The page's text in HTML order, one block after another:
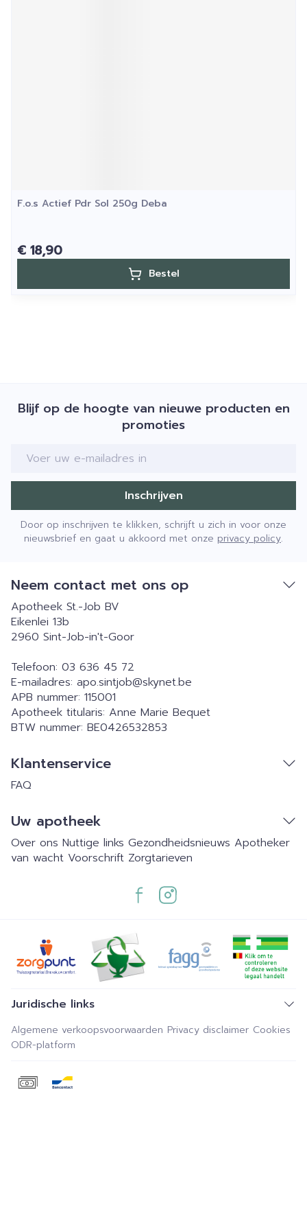
F.o.s Actief Pdr Sol 250g Deba
€ 18,90
Bestel
Blijf op de hoogte van nieuwe producten en
promoties
E-mail adres
Inschrijven
Door op inschrijven te klikken, schrijft u zich in voor onze
nieuwsbrief en gaat u akkoord met onze privacy policy.
Neem contact met ons op
Apotheek St.-Job BV
Eikenlei 13b
2960 Sint-Job-in't-Goor
Telefoon: 03 636 45 72
E-mailadres: apo.sintjob@skynet.be
APB nummer: 115001
Apotheek titularis: Anne Marie Bequet
BTW nummer: BE0426532853
Klantenservice
FAQ
Uw apotheek
Over ons Nuttige links Gezondheidsnieuws Apotheker
van wacht Voorschrift Zorgtarieven
Juridische links
Algemene verkoopsvoorwaarden Privacy disclaimer Cookies
ODR-platform